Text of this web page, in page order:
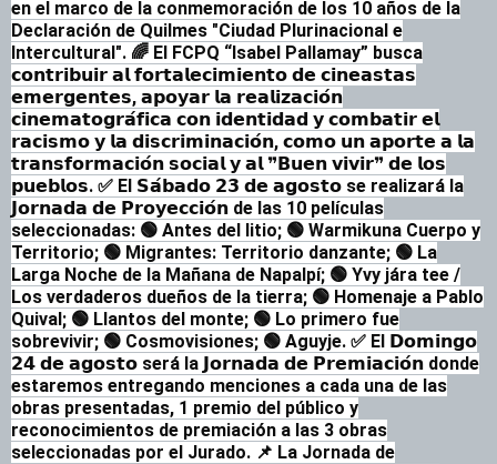
en el marco de la conmemoración de los 10 años de la
Declaración de Quilmes "Ciudad Plurinacional e
Intercultural". 🌈 El FCPQ “Isabel Pallamay” busca
𝗰𝗼𝗻𝘁𝗿𝗶𝗯𝘂𝗶𝗿 𝗮𝗹 𝗳𝗼𝗿𝘁𝗮𝗹𝗲𝗰𝗶𝗺𝗶𝗲𝗻𝘁𝗼 𝗱𝗲 𝗰𝗶𝗻𝗲𝗮𝘀𝘁𝗮𝘀
𝗲𝗺𝗲𝗿𝗴𝗲𝗻𝘁𝗲𝘀, 𝗮𝗽𝗼𝘆𝗮𝗿 𝗹𝗮 𝗿𝗲𝗮𝗹𝗶𝘇𝗮𝗰𝗶𝗼́𝗻
𝗰𝗶𝗻𝗲𝗺𝗮𝘁𝗼𝗴𝗿𝗮́𝗳𝗶𝗰𝗮 𝗰𝗼𝗻 𝗶𝗱𝗲𝗻𝘁𝗶𝗱𝗮𝗱 𝘆 𝗰𝗼𝗺𝗯𝗮𝘁𝗶𝗿 𝗲𝗹
𝗿𝗮𝗰𝗶𝘀𝗺𝗼 𝘆 𝗹𝗮 𝗱𝗶𝘀𝗰𝗿𝗶𝗺𝗶𝗻𝗮𝗰𝗶𝗼́𝗻, 𝗰𝗼𝗺𝗼 𝘂𝗻 𝗮𝗽𝗼𝗿𝘁𝗲 𝗮 𝗹𝗮
𝘁𝗿𝗮𝗻𝘀𝗳𝗼𝗿𝗺𝗮𝗰𝗶𝗼́𝗻 𝘀𝗼𝗰𝗶𝗮𝗹 𝘆 𝗮𝗹 ❞𝗕𝘂𝗲𝗻 𝘃𝗶𝘃𝗶𝗿❞ 𝗱𝗲 𝗹𝗼𝘀
𝗽𝘂𝗲𝗯𝗹𝗼𝘀. ✅ El 𝗦𝗮́𝗯𝗮𝗱𝗼 𝟮𝟯 𝗱𝗲 𝗮𝗴𝗼𝘀𝘁𝗼 se realizará la
𝗝𝗼𝗿𝗻𝗮𝗱𝗮 𝗱𝗲 𝗣𝗿𝗼𝘆𝗲𝗰𝗰𝗶𝗼́𝗻 de las 10 películas
seleccionadas: 🟢 Antes del litio; 🟢 Warmikuna Cuerpo y
Territorio; 🟢 Migrantes: Territorio danzante; 🟢 La
Larga Noche de la Mañana de Napalpí; 🟢 Yvy jára tee /
Los verdaderos dueños de la tierra; 🟢 Homenaje a Pablo
Quival; 🟢 Llantos del monte; 🟢 Lo primero fue
sobrevivir; 🟢 Cosmovisiones; 🟢 Aguyje. ✅ El 𝗗𝗼𝗺𝗶𝗻𝗴𝗼
𝟮𝟰 𝗱𝗲 𝗮𝗴𝗼𝘀𝘁𝗼 será la 𝗝𝗼𝗿𝗻𝗮𝗱𝗮 𝗱𝗲 𝗣𝗿𝗲𝗺𝗶𝗮𝗰𝗶𝗼́𝗻 donde
estaremos entregando menciones a cada una de las
obras presentadas, 1 premio del público y
reconocimientos de premiación a las 3 obras
seleccionadas por el Jurado. 📌 La Jornada de